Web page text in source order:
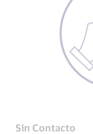
Sin Contacto